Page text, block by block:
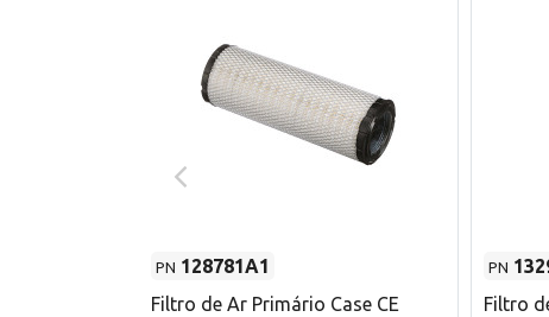
PN 128781A1
Filtro de Ar Primário Case CE
PN
Filtro